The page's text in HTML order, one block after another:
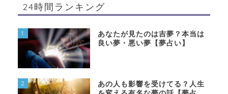
24時間ランキング
1
あなたが見たのは吉夢？本当は
良い夢・悪い夢【夢占い】
2
あの人も影響を受けてる？人生